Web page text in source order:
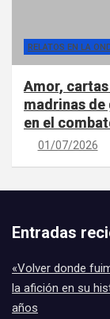
RELATOS EN LA
Amor,
madrinas de
en el
01/07/2026
Entradas
«Volver donde
la afición en su
años